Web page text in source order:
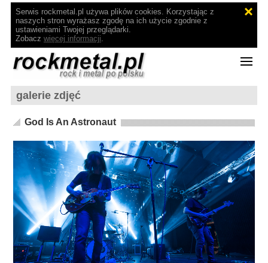
Serwis rockmetal.pl używa plików cookies. Korzystając z
naszych stron wyrażasz zgodę na ich użycie zgodnie z
ustawieniami Twojej przeglądarki.
Zobacz więcej informacji.
galerie zdjęć
God Is An Astronaut